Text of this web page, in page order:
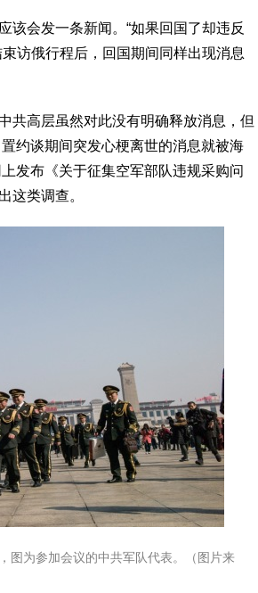
该会发一条新闻。“如果回国了却违反
访俄行程后，回国期间同样出现消息
共高层虽然对此没有明确释放消息，但
约谈期间突发心梗离世的消息就被海
发布《关于征集空军部队违规采购问
这类调查。
图为参加会议的中共军队代表。（图片来